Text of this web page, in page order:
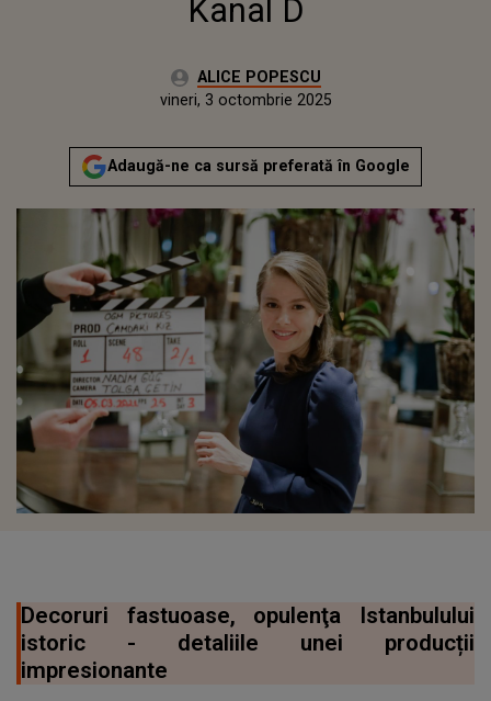
Kanal D
Autor:ALICE POPESCU
Publicat:
vineri, 3 octombrie 2025
Adaugă-ne ca sursă preferată în Google
Decoruri fastuoase, opulenţa Istanbulului
istoric - detaliile unei producții
impresionante